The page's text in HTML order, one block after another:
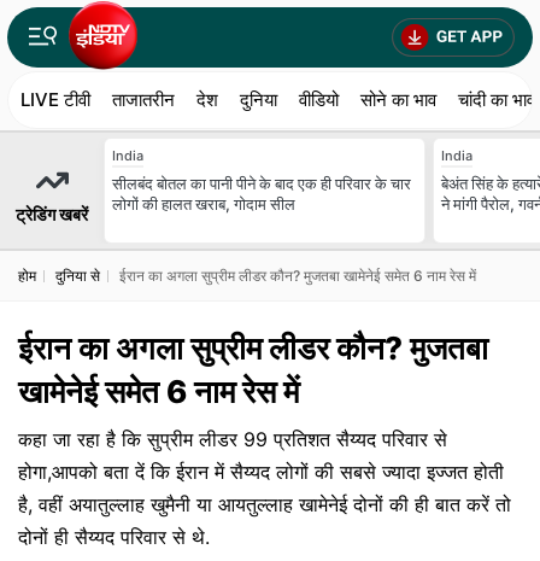
LIVE टीवी ताजातरीन देश दुनिया वीडियो सोने का भाव चांदी का भाव
ट्रेडिंग खबरें
India
सीलबंद बोतल का पानी पीने के बाद एक ही परिवार के चार
लोगों की हालत खराब, गोदाम सील
India
बेअंत सिंह के
ने मांगी पैरोल,
होम दुनिया से ईरान का अगला सुप्रीम लीडर कौन? मुजतबा खामेनेई समेत 6 नाम रेस में
ईरान का अगला सुप्रीम लीडर कौन? मुजतबा
खामेनेई समेत 6 नाम रेस में
कहा जा रहा है कि सुप्रीम लीडर 99 प्रतिशत सैय्यद परिवार से
होगा,आपको बता दें कि ईरान में सैय्यद लोगों की सबसे ज्यादा इज्जत होती
है, वहीं अयातुल्लाह खुमैनी या आयतुल्लाह खामेनेई दोनों की ही बात करें तो
दोनों ही सैय्यद परिवार से थे.